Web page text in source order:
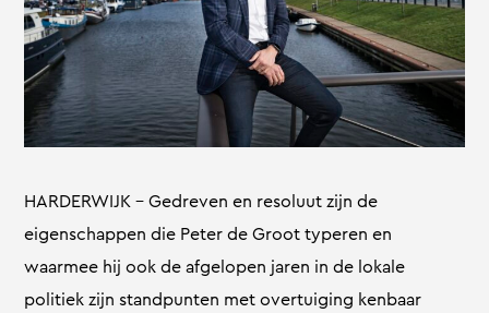
HARDERWIJK – Gedreven en resoluut zijn de
eigenschappen die Peter de Groot typeren en
waarmee hij ook de afgelopen jaren in de lokale
politiek zijn standpunten met overtuiging kenbaar